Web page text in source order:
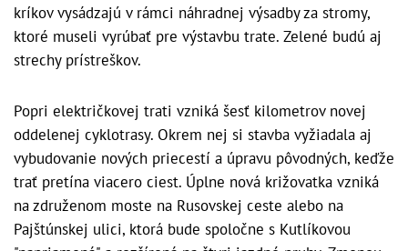
kríkov vysádzajú v rámci náhradnej výsadby za stromy,
ktoré museli vyrúbať pre výstavbu trate. Zelené budú aj
strechy prístreškov.
Popri električkovej trati vzniká šesť kilometrov novej
oddelenej cyklotrasy. Okrem nej si stavba vyžiadala aj
vybudovanie nových priecestí a úpravu pôvodných, keďže
trať pretína viacero ciest. Úplne nová križovatka vzniká
na združenom moste na Rusovskej ceste alebo na
Pajštúnskej ulici, ktorá bude spoločne s Kutlíkovou